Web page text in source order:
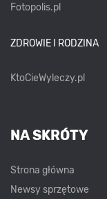
Fotopolis.pl
ZDROWIE I RODZINA
KtoCieWyleczy.pl
NA SKRÓTY
Strona główna
Newsy sprzętowe